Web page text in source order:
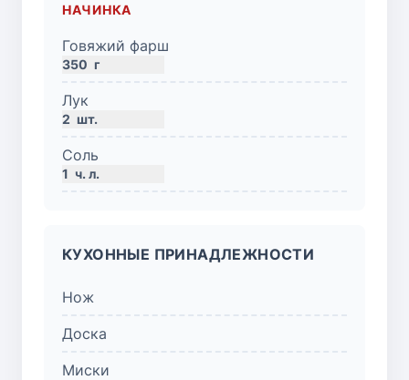
НАЧИНКА
Говяжий фарш
350 г
Лук
2 шт.
Соль
1 ч. л.
КУХОННЫЕ ПРИНАДЛЕЖНОСТИ
Нож
Доска
Миски